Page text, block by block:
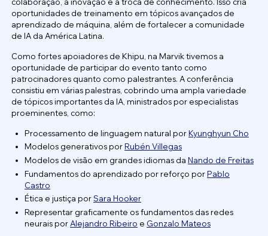
oportunidades de treinamento em tópicos avançados de
aprendizado de máquina, além de fortalecer a comunidade
de IA da América Latina.
Como fortes apoiadores de Khipu, na Marvik tivemos a
oportunidade de participar do evento tanto como
patrocinadores quanto como palestrantes. A conferência
consistiu em várias palestras, cobrindo uma ampla variedade
de tópicos importantes da IA, ministrados por especialistas
proeminentes, como:
Processamento de linguagem natural por Kyunghyun Cho
Modelos generativos por Rubén Villegas
Modelos de visão em grandes idiomas da Nando de Freitas
Fundamentos do aprendizado por reforço por Pablo
Castro
Ética e justiça porSara Hooker
Representar graficamente os fundamentos das redes
neurais por Alejandro Ribeiro e Gonzalo Mateos